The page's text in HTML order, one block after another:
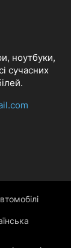
ноутбуки,
сучасних